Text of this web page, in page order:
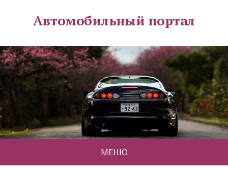
Автомобильный портал
МЕНЮ